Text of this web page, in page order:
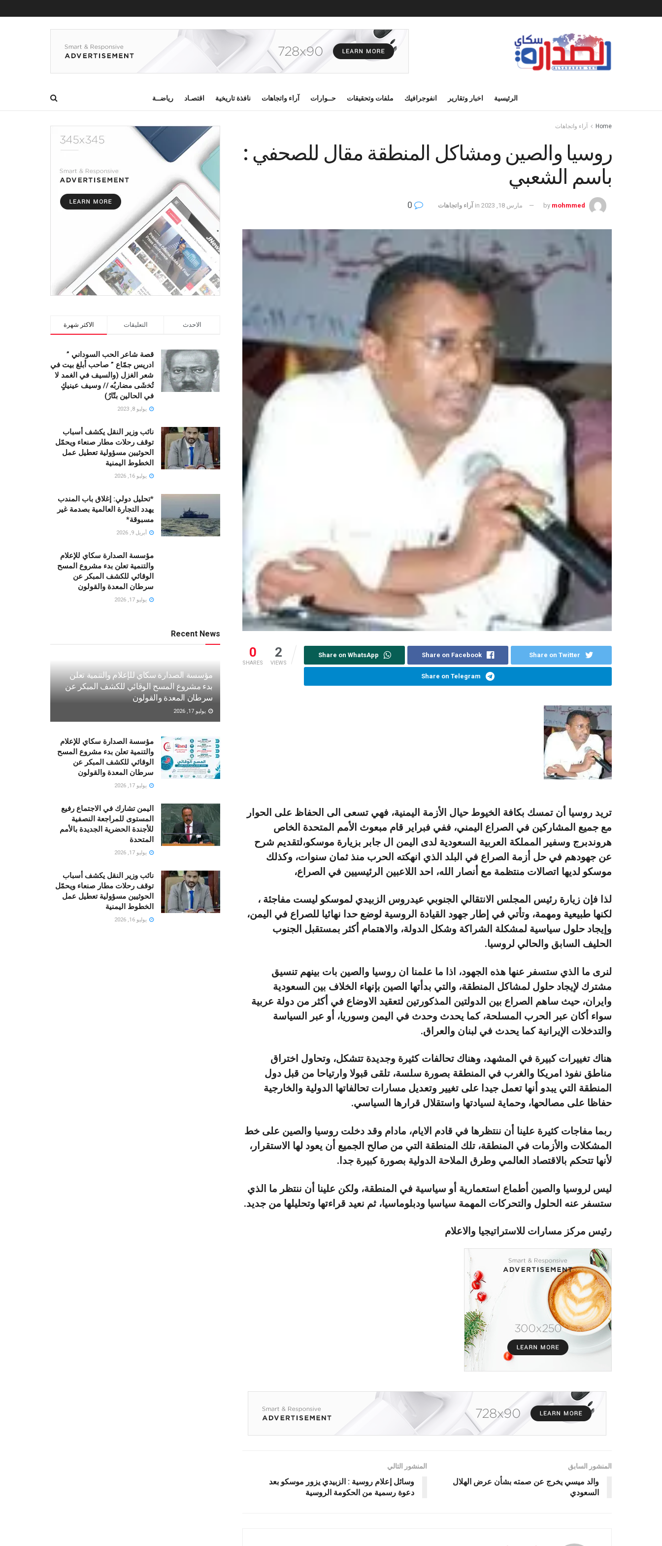
الرئيسية اخبار وتقارير انفوجرافيك ملفات وتحقيقات حــوارات آراء واتجاهات نافذة تاريخية اقتصـاد رياضــة
Home آراء واتجاهات
روسيا والصين ومشاكل المنطقة مقال للصحفي :
باسم الشعبي
by mohmmed مارس 18, 2023 in آراء واتجاهات
0
SHARES
2
VIEWS
Share on Twitter
Share on Facebook
Share on WhatsApp
Share on Telegram
تريد روسيا أن تمسك بكافة الخيوط حيال الأزمة اليمنية، فهي تسعى الى الحفاظ على الحوار
مع جميع المشاركين في الصراع اليمني، ففي فبراير قام مبعوث الأمم المتحدة الخاص
هروندبرج وسفير المملكة العربية السعودية لدى اليمن ال جابر بزيارة موسكو،لتقديم شرح
عن جهودهم في حل أزمة الصراع في البلد الذي انهكته الحرب منذ ثمان سنوات، وكذلك
موسكو لديها اتصالات منتظمة مع أنصار الله، احد اللاعبين الرئيسيين في الصراع،
لذا فإن زيارة رئيس المجلس الانتقالي الجنوبي عيدروس الزبيدي لموسكو ليست مفاجئة ،
لكنها طبيعية ومهمة، وتأتي في إطار جهود القيادة الروسية لوضع حدا نهائيا للصراع في اليمن،
وإيجاد حلول سياسية لمشكلة الشراكة وشكل الدولة، والاهتمام أكثر بمستقبل الجنوب
الحليف السابق والحالي لروسيا.
لنرى ما الذي ستسفر عنها هذه الجهود، اذا ما علمنا ان روسيا والصين بات بينهم تنسيق
مشترك لإيجاد حلول لمشاكل المنطقة، والتي بدأتها الصين بإنهاء الخلاف بين السعودية
وايران، حيث ساهم الصراع بين الدولتين المذكورتين لتعقيد الاوضاع في أكثر من دولة عربية
سواء أكان عبر الحرب المسلحة، كما يحدث وحدث في اليمن وسوريا، أو عبر السياسة
والتدخلات الإيرانية كما يحدث في لبنان والعراق.
هناك تغييرات كبيرة في المشهد، وهناك تحالفات كثيرة وجديدة تتشكل، وتحاول اختراق
مناطق نفوذ امريكا والغرب في المنطقة بصورة سلسة، تلقى قبولا وارتياحا من قبل دول
المنطقة التي يبدو أنها تعمل جيدا على تغيير وتعديل مسارات تحالفاتها الدولية والخارجية
حفاظا على مصالحها، وحماية لسيادتها واستقلال قرارها السياسي.
ربما مفاجات كثيرة علينا أن ننتظرها في قادم الايام، مادام وقد دخلت روسيا والصين على خط
المشكلات والأزمات في المنطقة، تلك المنطقة التي من صالح الجميع أن يعود لها الاستقرار،
لأنها تتحكم بالاقتصاد العالمي وطرق الملاحة الدولية بصورة كبيرة جدا.
ليس لروسيا والصين أطماع استعمارية أو سياسية في المنطقة، ولكن علينا أن ننتظر ما الذي
ستسفر عنه الحلول والتحركات المهمة سياسيا ودبلوماسيا، ثم نعيد قراءتها وتحليلها من جديد.
رئيس مركز مسارات للاستراتيجيا والاعلام
المنشور السابق
والد ميسي يخرج عن صمته بشأن عرض الهلال
السعودي
المنشور التالي
وسائل إعلام روسية : الزبيدي يزور موسكو بعد
دعوة رسمية من الحكومة الروسية
الاكثر شهرة التعليقات الاحدث
قصة شاعر الحب السوداني ”
ادريس جمّاع ” صاحب أبلغ بيت في
شعر الغزل (وﺍﻟﺴﻴﻒ ﻓﻲ الغمد ﻻ
ﺗُﺨشَى مضاربُه // ﻭﺳﻴﻒ ﻋﻴﻨﻴﻚٍ
ﻓﻲ ﺍﻟﺤﺎﻟﻴﻦ ﺑﺘّﺎﺭُ)
يوليو 8, 2023
نائب وزير النقل يكشف أسباب
توقف رحلات مطار صنعاء ويحمّل
الحوثيين مسؤولية تعطيل عمل
الخطوط اليمنية
يوليو 16, 2026
*تحليل دولي: إغلاق باب المندب
يهدد التجارة العالمية بصدمة غير
مسبوقة*
أبريل 9, 2026
مؤسسة الصدارة سكاي للإعلام
والتنمية تعلن بدء مشروع المسح
الوقائي للكشف المبكر عن
سرطان المعدة والقولون
يوليو 17, 2026
Recent News
مؤسسة الصدارة سكاي للإعلام والتنمية تعلن
بدء مشروع المسح الوقائي للكشف المبكر عن
سرطان المعدة والقولون
يوليو 17, 2026
مؤسسة الصدارة سكاي للإعلام
والتنمية تعلن بدء مشروع المسح
الوقائي للكشف المبكر عن
سرطان المعدة والقولون
يوليو 17, 2026
اليمن تشارك في الاجتماع رفيع
المستوى للمراجعة النصفية
للأجندة الحضرية الجديدة بالأمم
المتحدة
يوليو 17, 2026
نائب وزير النقل يكشف أسباب
توقف رحلات مطار صنعاء ويحمّل
الحوثيين مسؤولية تعطيل عمل
الخطوط اليمنية
يوليو 16, 2026